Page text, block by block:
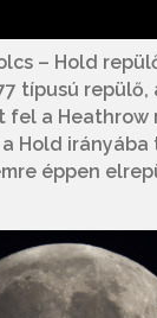
– Hold
típusú
fel a
Hold
éppen